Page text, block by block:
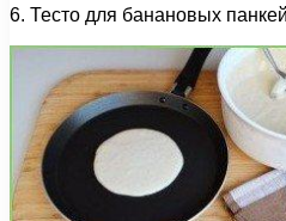
6. Тесто для банановых